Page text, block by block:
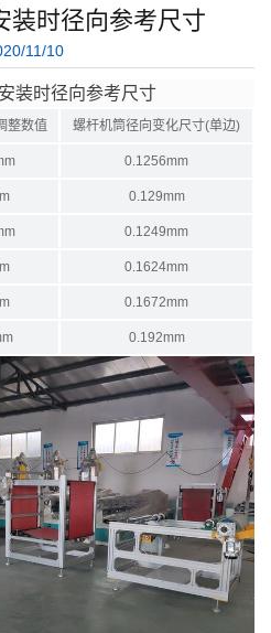
装时径向参考尺寸
11/10
装时径向参考尺寸
整数值 螺杆机筒径向变化尺寸(单边)
0.1256mm
0.129mm
0.1249mm
0.1624mm
0.1672mm
0.192mm